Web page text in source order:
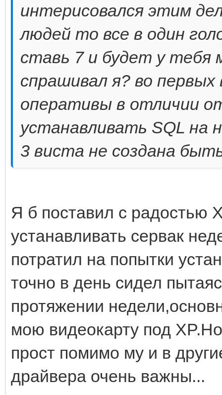
интерисовался этим
людей то все в один
ставь 7 и будет у тебя
спрашивал я? во
оперативы в отличии
устанавливать SQL на
3 виста не создана
Я б поставил с радостью
устанавливать сервак
потратил на попытки
точно в день сидел
протяжении
мою видеокарту под
прост помимо му и в
драйвера очень важны...